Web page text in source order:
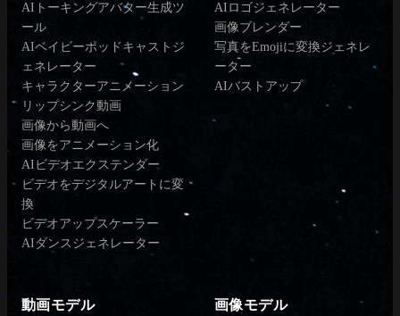
AIトーキングアバター生成ツ
ール
AIベイビーポッドキャストジ
ェネレーター
キャラクターアニメーション
リップシンク動画
画像から動画へ
画像をアニメーション化
AIビデオエクステンダー
ビデオをデジタルアートに変
換
ビデオアップスケーラー
AIダンスジェネレーター
AIロゴジェネレーター
画像ブレンダー
写真をEmojiに変換ジェネレ
ーター
AIバストアップ
動画モデル 画像モデル